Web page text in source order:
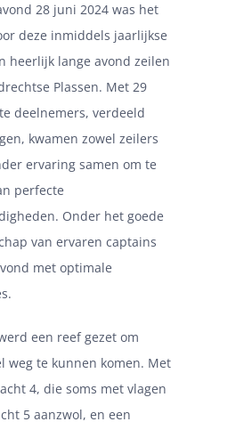
28 juni 2024 was het
deze inmiddels jaarlijkse
heerlijk lange avond zeilen
Plassen. Met 29
deelnemers, verdeeld
kwamen zowel zeilers
ervaring samen om te
perfecte
Onder het goede
van ervaren captains
met optimale
een reef gezet om
weg te kunnen komen. Met
4, die soms met vlagen
5 aanzwol, en een